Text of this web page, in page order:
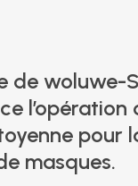
de woluwe-
l’opération
pour
masques.